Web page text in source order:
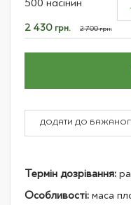
product
500 насінин
Спеціальна
ціна
2 430 грн. 2 700 грн.
ДОДАТИ ДО
Термін дозрівання:
Особливості: маса